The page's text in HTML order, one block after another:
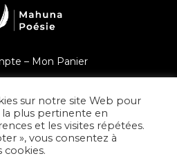
– Mon Panier
Poésie
sur notre site Web pour
plus pertinente en
et les visites répétées.
», vous consentez à
cookies.